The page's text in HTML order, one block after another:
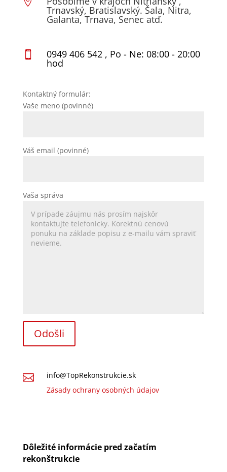
Trnavský, Bratislavský. Šala, Nitra,
Galanta, Trnava, Senec atď.
 0949 406 542 , Po - Ne: 08:00 - 20:00
hod
Kontaktný formulár:
Vaše meno (povinné)
Váš email (povinné)
Vaša správa

info@TopRekonstrukcie.sk
Zásady ochrany osobných údajov
Dôležité informácie pred začatím
rekonštrukcie